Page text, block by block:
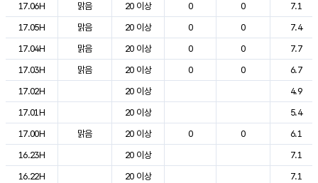
17.06H
맑음 20 이상 0 0
7.1
17.05H
맑음 20 이상 0 0
7.4
17.04H
맑음 20 이상 0 0
7.7
17.03H
맑음 20 이상 0 0
6.7
17.02H
20 이상
4.9
17.01H
20 이상
5.4
17.00H
맑음 20 이상 0 0
6.1
16.23H
20 이상
7.1
16.22H
20 이상
7.1